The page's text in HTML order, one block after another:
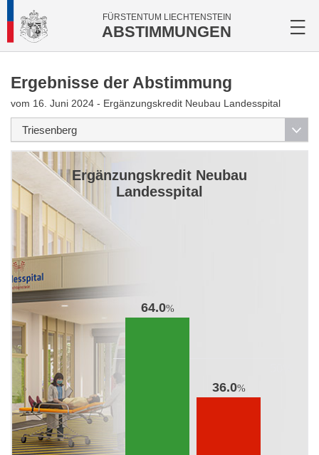
FÜRSTENTUM LIECHTENSTEIN
ABSTIMMUNGEN
Ergebnisse der Abstimmung
vom 16. Juni 2024 - Ergänzungskredit Neubau Landesspital
Ergänzungskredit Neubau
Landesspital
64.0%
36.0%